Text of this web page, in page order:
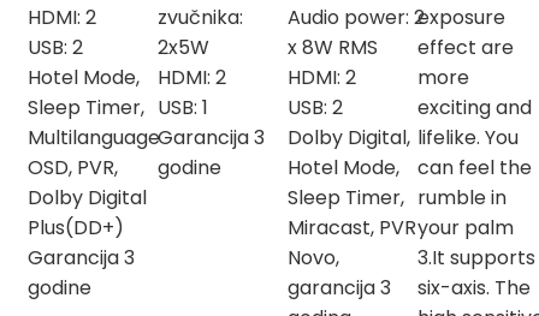
HDMI: 2
USB: 2
Hotel Mode,
Sleep Timer,
Multilanguage
OSD, PVR,
Dolby Digital
Plus(DD+)
Garancija 3
godine
zvučnika:
2x5W
HDMI: 2
USB: 1
Garancija 3
godine
Audio power: 2
x 8W RMS
HDMI: 2
USB: 2
Dolby Digital,
Hotel Mode,
Sleep Timer,
Miracast, PVR
Novo,
garancija 3
exposure
effect are
more
exciting and
lifelike. You
can feel the
rumble in
your palm
3.It supports
six-axis. The